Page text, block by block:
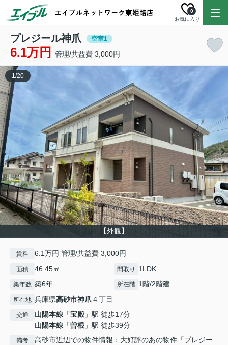
お気に入り
0
プレジール神爪 空室1
6.1万円 管理/共益費 3,000円
【外観】
1/20
賃料 6.1万円 管理/共益費 3,000円
面積 46.45㎡ 間取り 1LDK
築年数 築6年 所在階 1階/2階建
所在地 兵庫県高砂市神爪４丁目
交通 山陽本線 「宝殿 」駅 徒歩17分
山陽本線 「曽根 」駅 徒歩39分
備考
高砂市近辺での物件情報：大好評のあの物件「プレジー